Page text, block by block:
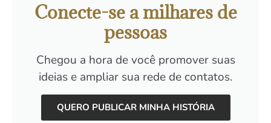
Conecte-se a milhares de
pessoas
Chegou a hora de você promover suas
ideias e ampliar sua rede de contatos.
QUERO PUBLICAR MINHA HISTÓRIA